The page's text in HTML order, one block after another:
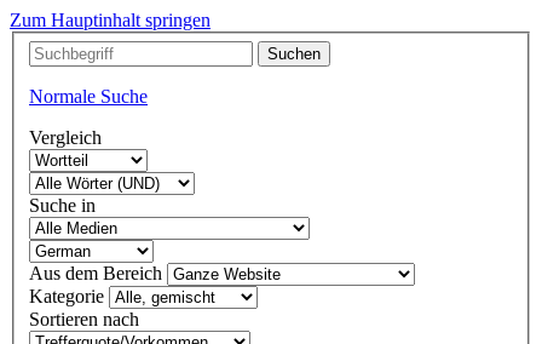
Zum Hauptinhalt springen
Normale Suche
Vergleich
Suche in
Aus dem Bereich
Kategorie
Sortieren nach